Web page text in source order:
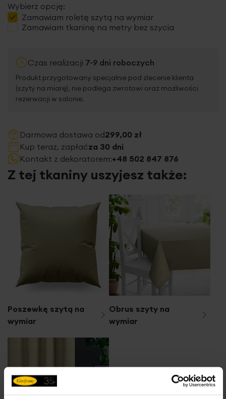
Wybierz opcję:
Zamawiam roletę szytą na wymiar
Zamawiam tkaninę na metry bez szycia
Czas realizacji 7-9 dni roboczych
Produkt przygotowany specjalnie pod zlecenie klienta
(szyty na miarę), nie podlega zwrotowi oraz możliwości
rezerwacji w salonie.
Darmowa dostawa od299,00 zł
Kup teraz, zapłaćza 30 dni
Kontakt z dekoratorem:+48 502 847 876
Z tej tkaniny uszyjesz także:
Poszewkę szytą na
wymiar
Obrus szyty na
wymiar